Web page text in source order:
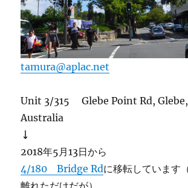
tamura@aplac.net
Unit 3/315 Glebe Point Rd,
Australia
↓
2018年5月13日から
4/180 Bridge Rdに移転しています
離れただけだが）